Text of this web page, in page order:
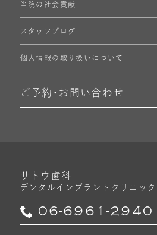
当院の社会貢献
スタッフブログ
個人情報の 取り扱いについて
ご予約・ お問い合わせ
サトウ歯科
デンタルインプラントクリニック
06-6961-2940